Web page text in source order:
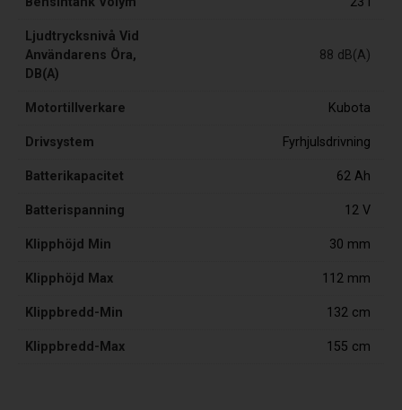
Ljudtrycksnivå Vid
Användarens Öra,
DB(A)
88 dB(A)
Motortillverkare Kubota
Drivsystem Fyrhjulsdrivning
Batterikapacitet 62 Ah
Batterispanning 12 V
Klipphöjd Min 30 mm
Klipphöjd Max 112 mm
Klippbredd-Min 132 cm
Klippbredd-Max 155 cm